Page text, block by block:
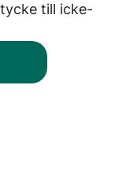
till icke-